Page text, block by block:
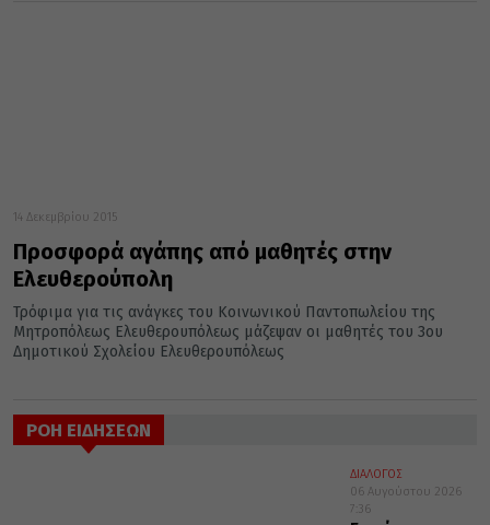
14 Δεκεμβρίου 2015
Προσφορά αγάπης από μαθητές στην
Ελευθερούπολη
Τρόφιμα για τις ανάγκες του Κοινωνικού Παντοπωλείου της
Μητροπόλεως Ελευθερουπόλεως μάζεψαν οι μαθητές του 3ου
Δημοτικού Σχολείου Ελευθερουπόλεως
ΡΟΗ ΕΙΔΗΣΕΩΝ
ΔΙΑΛΟΓΟΣ
06 Αυγούστου 2026
7:36